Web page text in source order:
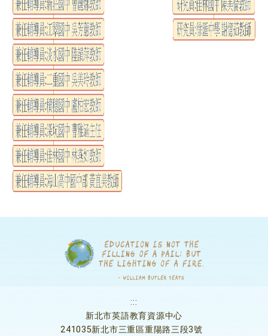
:::
新北市英語教育資源中心
241035新北市三重區重陽路三段3號